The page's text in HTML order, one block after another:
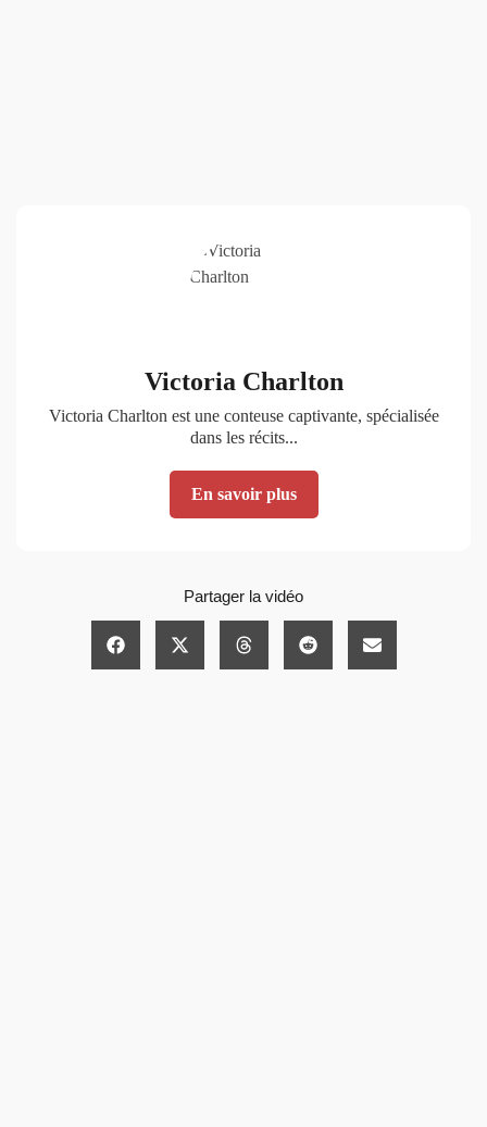
Victoria Charlton
Victoria Charlton est une conteuse captivante, spécialisée
dans les récits...
En savoir plus
Partager la vidéo